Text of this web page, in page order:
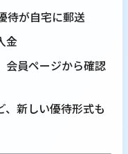
待が自宅に郵送
金
会員ページから確認
、新しい優待形式も